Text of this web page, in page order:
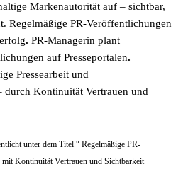
Markenautorität auf – sichtbar,
Regelmäßige PR-Veröffentlichungen
. PR-Managerin plant
auf Presseportalen.
Pressearbeit und
Kontinuität Vertrauen und
unter dem Titel “ Regelmäßige PR-
Kontinuität Vertrauen und Sichtbarkeit